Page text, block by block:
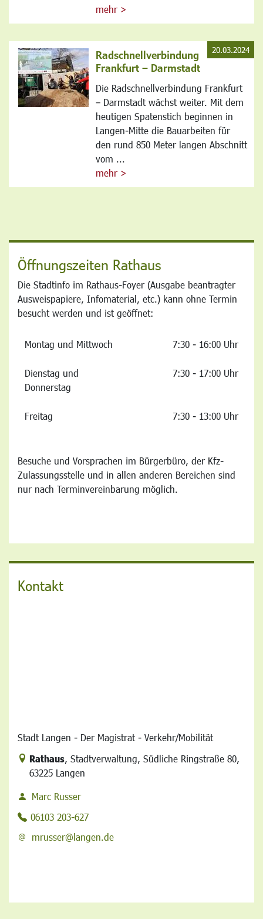
mehr >
Radschnellverbindung
Frankfurt – Darmstadt
Die Radschnellverbindung Frankfurt
– Darmstadt wächst weiter. Mit dem
heutigen Spatenstich beginnen in
Langen-Mitte die Bauarbeiten für
den rund 850 Meter langen Abschnitt
vom ...
mehr >
20.03.2024
Öffnungszeiten Rathaus
Die Stadtinfo im Rathaus-Foyer (Ausgabe beantragter
Ausweispapiere, Infomaterial, etc.) kann ohne Termin
besucht werden und ist geöffnet:
Montag und Mittwoch 7:30 - 16:00 Uhr
Dienstag und
Donnerstag
7:30 - 17:00 Uhr
Freitag 7:30 - 13:00 Uhr
Besuche und Vorsprachen im Bürgerbüro, der Kfz-
Zulassungsstelle und in allen anderen Bereichen sind
nur nach Terminvereinbarung möglich.
Kontakt
Stadt Langen - Der Magistrat - Verkehr/Mobilität
Link zur Google-Maps Navigation
Rathaus, Stadtverwaltung, Südliche Ringstraße 80,
63225 Langen
Marc Russer
06103 203-627
mrusser@langen.de